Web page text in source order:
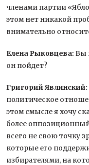
членами партии
этом нет никакой
внимательно
Елена Рыковцева: Вы
он пойдет?
Григорий Явлинский:
политическое
этом смысле я хочу
более
всего не свою точку
которые его
избирателями, на